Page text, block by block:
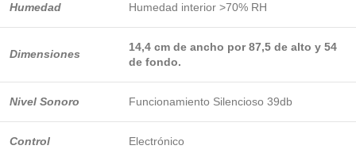
Humedad Humedad interior >70% RH
Dimensiones
14,4 cm de ancho por 87,5 de alto y 54
de fondo.
Nivel Sonoro Funcionamiento Silencioso 39db
Control Electrónico